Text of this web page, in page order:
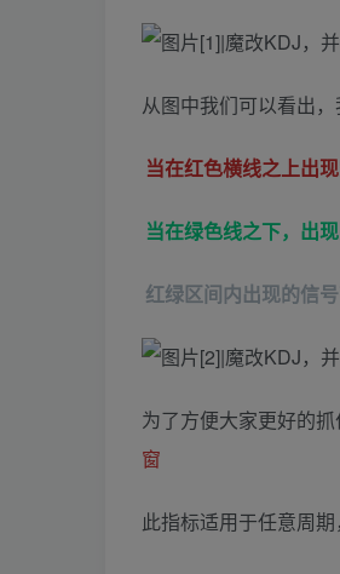
从图中我们可以看出
当在红色横线之上出
当在绿色线之下，出
红绿区间内出现的信
为了方便大家更好的
窗
此指标适用于任意周